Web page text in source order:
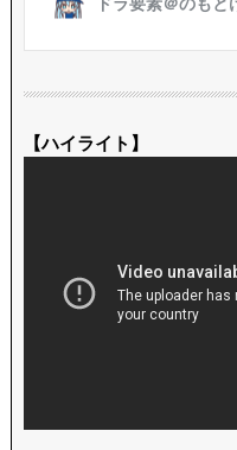
【ハイライト】